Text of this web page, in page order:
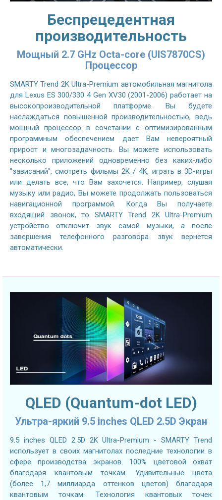
Беспрецедентная
производительность
Мощный 2.7 GHz Octa-core (UIS7870CS)
Процессор
SMARTY Trend 2K Ultra-Premium автомобильная магнитола
для Lexus ES 300/330 4 Gen XV30 (2001-2006) работает на
высокопроизводительной платформе. Вы будете
наслаждаться повышенной производительностью, ведь
мощный процессор в сочетании с оптимизированным
программным обеспечением дает Вам невероятный
прирост и многозадачность. Вы можете использовать
несколько приложений одновременно без каких-либо
"зависаний", смотреть фильмы 2K / 4K, играть в 3D-игры
или делать все, что Вам захочется. Например, слушая
музыку или радио, Вы можете продолжать пользоваться
навигационной программой. Когда Вы получаете
входящий звонок, то SMARTY Trend 2K Ultra-Premium
устройство отключит звук самой музыки, а после
завершения телефонного разговора звук вернется
автоматически.
QLED (Quantum-dot LED)
Ультра-яркий 9.5 inches QLED 2.5D Экран
9.5 inches QLED 2.5D 2K Ultra-Premium - SMARTY Trend
использует в своих магнитолах последние технологии в
сфере производства экранов. 100% цветовой охват
благодаря квантовым точкам. Удивительные цвета
(более 1,7 миллиарда оттенков цветов) благодаря
квантовым точкам. Технология квантовых точек